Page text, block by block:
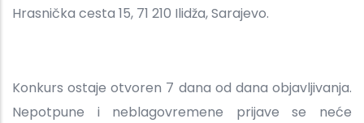
Hrasnička cesta 15, 71 210 Ilidža, Sarajevo.
Konkurs ostaje otvoren 7 dana od dana objavljivanja.
Nepotpune i neblagovremene prijave se neće